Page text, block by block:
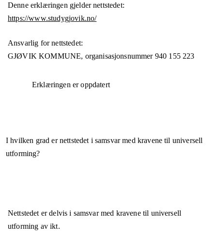
Denne erklæringen gjelder nettstedet:
https://www.studygjovik.no/
Ansvarlig for nettstedet:
GJØVIK KOMMUNE, organisasjonsnummer 940 155 223
Erklæringen er oppdatert
I hvilken grad er nettstedet i samsvar med kravene til universell
utforming?
Nettstedet erdelvis i samsvarmed kravene til universell
utforming av ikt.